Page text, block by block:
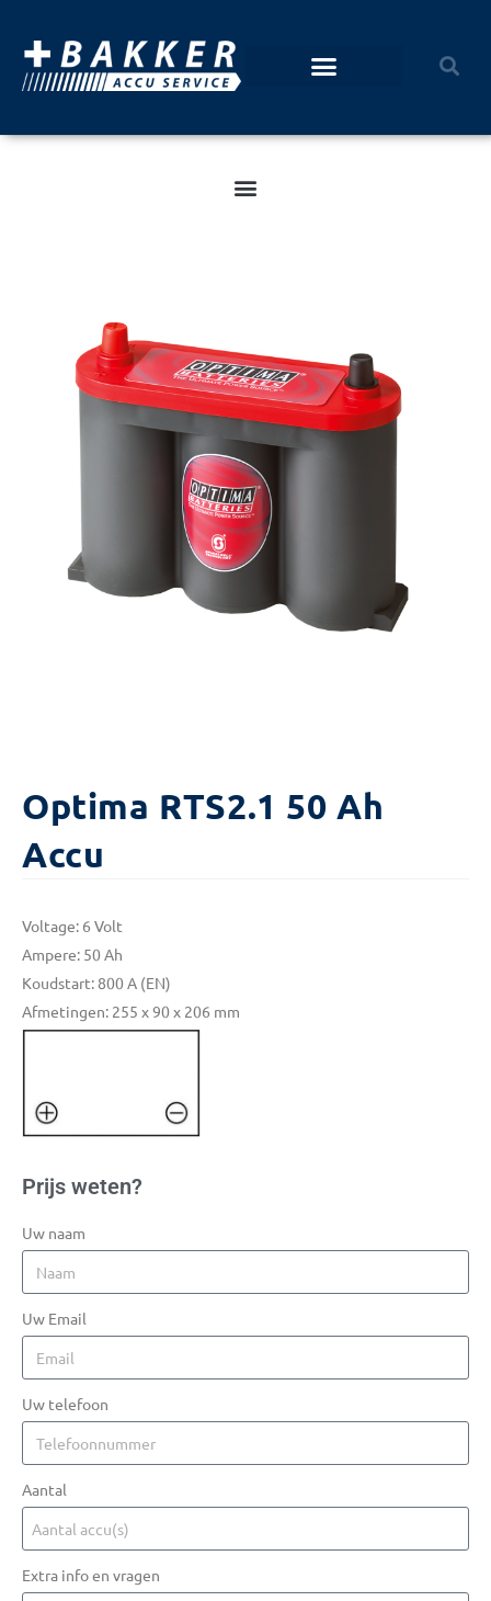
Optima RTS2.1 50 Ah
Accu
Voltage: 6 Volt
Ampere: 50 Ah
Koudstart: 800 A (EN)
Afmetingen: 255 x 90 x 206 mm
Prijs weten?
Uw naam
Uw Email
Uw telefoon
Aantal
Extra info en vragen